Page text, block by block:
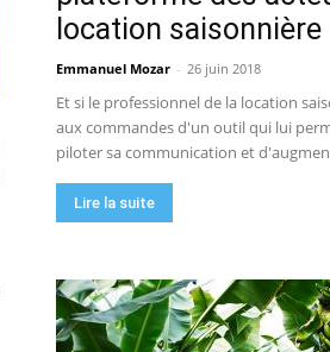
location saisonnière
Emmanuel Mozar - 26 juin 2018
Et si le professionnel de la location
aux commandes d'un outil qui lui
piloter sa communication et
Lire la suite